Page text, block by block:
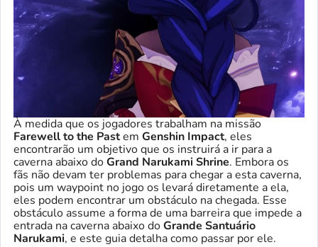
À medida que os jogadores trabalham na missão
Farewell to the Pastem Genshin Impact, eles
encontrarão um objetivo que os instruirá a ir para a
caverna abaixo doGrand Narukami Shrine. Embora os
fãs não devam ter problemas para chegar a esta caverna,
pois um waypoint no jogo os levará diretamente a ela,
eles podem encontrar um obstáculo na chegada. Esse
obstáculo assume a forma de uma barreira que impede a
entrada na caverna abaixo doGrande Santuário
Narukami, e este guia detalha como passar por ele.